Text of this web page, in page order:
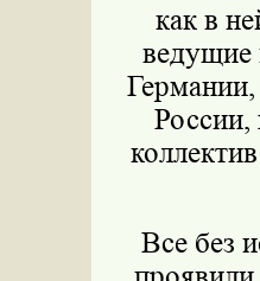
как в
России,
Все без